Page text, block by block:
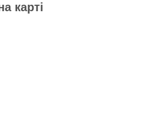
карті